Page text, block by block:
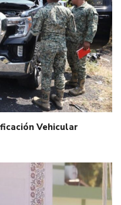
Vehicular